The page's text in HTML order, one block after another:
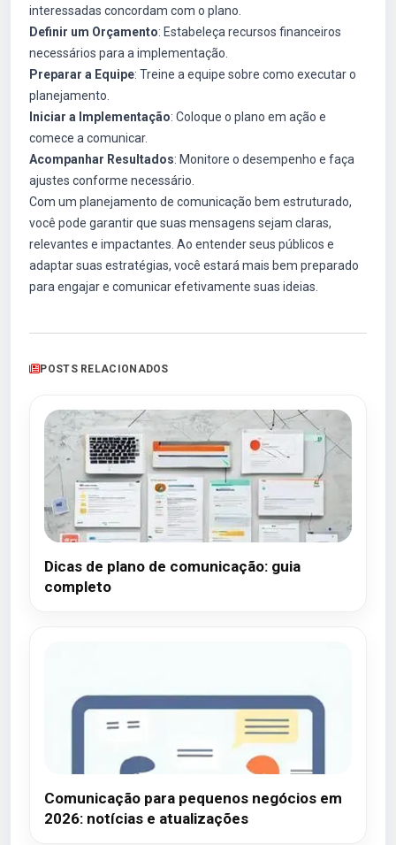
interessadas concordam com o plano.
Definir um Orçamento: Estabeleça recursos financeiros
necessários para a implementação.
Preparar a Equipe: Treine a equipe sobre como executar o
planejamento.
Iniciar a Implementação: Coloque o plano em ação e
comece a comunicar.
Acompanhar Resultados: Monitore o desempenho e faça
ajustes conforme necessário.
Com um planejamento de comunicação bem estruturado,
você pode garantir que suas mensagens sejam claras,
relevantes e impactantes. Ao entender seus públicos e
adaptar suas estratégias, você estará mais bem preparado
para engajar e comunicar efetivamente suas ideias.
POSTS RELACIONADOS
Dicas de plano de comunicação: guia
completo
Comunicação para pequenos negócios em
2026: notícias e atualizações